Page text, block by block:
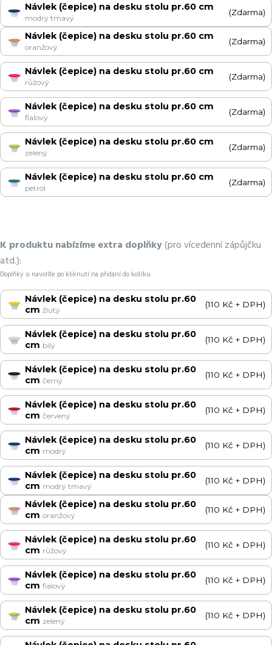
Návlek (čepice) na desku stolu pr.60 cm
modrý tmavý
(Zdarma)
Návlek (čepice) na desku stolu pr.60 cm
oranžový
(Zdarma)
Návlek (čepice) na desku stolu pr.60 cm
růžový
(Zdarma)
Návlek (čepice) na desku stolu pr.60 cm
fialový
(Zdarma)
Návlek (čepice) na desku stolu pr.60 cm
zelený
(Zdarma)
Návlek (čepice) na desku stolu pr.60 cm
petrol
(Zdarma)
K produktu nabízíme extra doplňky(pro vícedenní zápůjčku
atd.):
Doplňky si navolíte po kliknutí na přidání do košíku
Návlek (čepice) na desku stolu pr.60
cm žlutý
(110 Kč + DPH)
Návlek (čepice) na desku stolu pr.60
cm bílý
(110 Kč + DPH)
Návlek (čepice) na desku stolu pr.60
cm černý
(110 Kč + DPH)
Návlek (čepice) na desku stolu pr.60
cm červený
(110 Kč + DPH)
Návlek (čepice) na desku stolu pr.60
cm modrý
(110 Kč + DPH)
Návlek (čepice) na desku stolu pr.60
cm modrý tmavý
(110 Kč + DPH)
Návlek (čepice) na desku stolu pr.60
cm oranžový
(110 Kč + DPH)
Návlek (čepice) na desku stolu pr.60
cm růžový
(110 Kč + DPH)
Návlek (čepice) na desku stolu pr.60
cm fialový
(110 Kč + DPH)
Návlek (čepice) na desku stolu pr.60
cm zelený
(110 Kč + DPH)